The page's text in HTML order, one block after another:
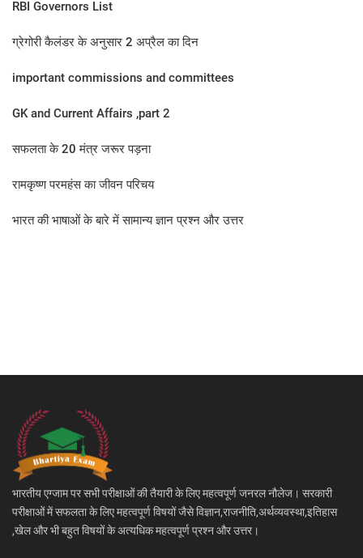
RBI Governors List
ग्रेगोरी कैलंडर के अनुसार 2 अप्रैल का दिन​
important commissions and committees
GK and Current Affairs ,part 2
सफलता के 20 मंत्र जरूर पड़ना
रामकृष्ण परमहंस का जीवन परिचय
भारत की भाषाओं के बारे में सामान्य ज्ञान प्रश्न और उत्तर
भारतीय एग्जाम पर सभी परीक्षाओं की तैयारी के लिए महत्वपूर्ण जनरल नौलेज। सरकारी
परीक्षाओं में सफलता के लिए महत्वपूर्ण विषयों जैसे विज्ञान,राजनीति,अर्थव्यवस्था,इतिहास
,खेल और भी बहुत विषयों के अत्यधिक महत्वपूर्ण प्रश्न और उत्तर।